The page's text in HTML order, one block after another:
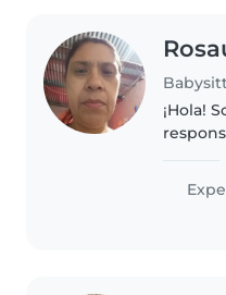
¡Hola!
10
niños